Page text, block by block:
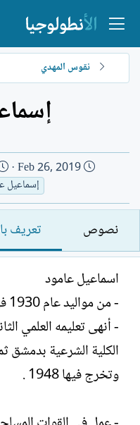
نقوس المهدي
ت
ر
ا
إ
ن
ش
ا
ء
Feb 26, 2019
إسماعيل
نصوص تعريف
اسماعيل عامود
- من مواليد عام 1930 في سلمية
- أنهى تعليمه العلمي
الكلية الشرعية بدمشق
وتخرج فيها 1948 .